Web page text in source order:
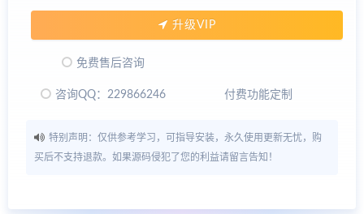
升级VIP
免费售后咨询
咨询QQ：229866246 付费功能定制
特别声明：仅供参考学习，可指导安装，永久使用更新无忧，购
买后不支持退款。如果源码侵犯了您的利益请留言告知！